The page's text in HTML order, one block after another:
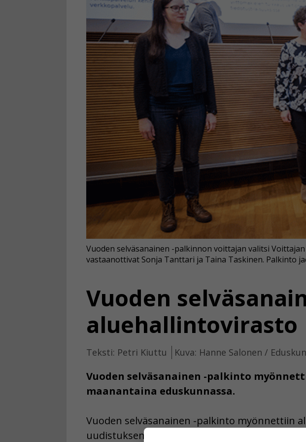
Vuoden
aluehallintovirasto
Teksti: Petri Kiuttu Kuva: Hanne Salonen /
Vuoden selväsanainen -palkinto
maanantaina eduskunnassa.
Vuoden selväsanainen -palkinnon voittajan valitsi
vastaanottivat Sonja Tanttari ja Taina Taskinen. Palkinto
Vuoden selväsanainen -palkinto myönnettiin
uudistuksen työryhmille. Voittajan valitsi